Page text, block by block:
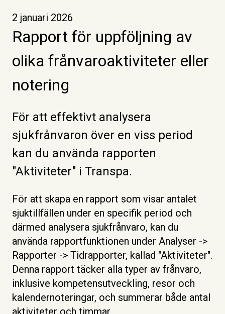
2 januari 2026
Rapport för uppföljning av
olika frånvaroaktiviteter eller
notering
För att effektivt analysera
sjukfrånvaron över en viss period
kan du använda rapporten
"Aktiviteter" i Transpa.
För att skapa en rapport som visar antalet
sjuktillfällen under en specifik period och
därmed analysera sjukfrånvaro, kan du
använda rapportfunktionen under Analyser ->
Rapporter -> Tidrapporter, kallad "Aktiviteter".
Denna rapport täcker alla typer av frånvaro,
inklusive kompetensutveckling, resor och
kalendernoteringar, och summerar både antal
aktiviteter och timmar.